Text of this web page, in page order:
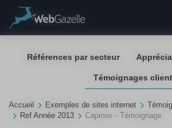
Références par secteur
Témoignages
Accueil Exemples de sites internet
Ref Année 2013
Capinov - Témoignage
Panneau de gestion des cookies